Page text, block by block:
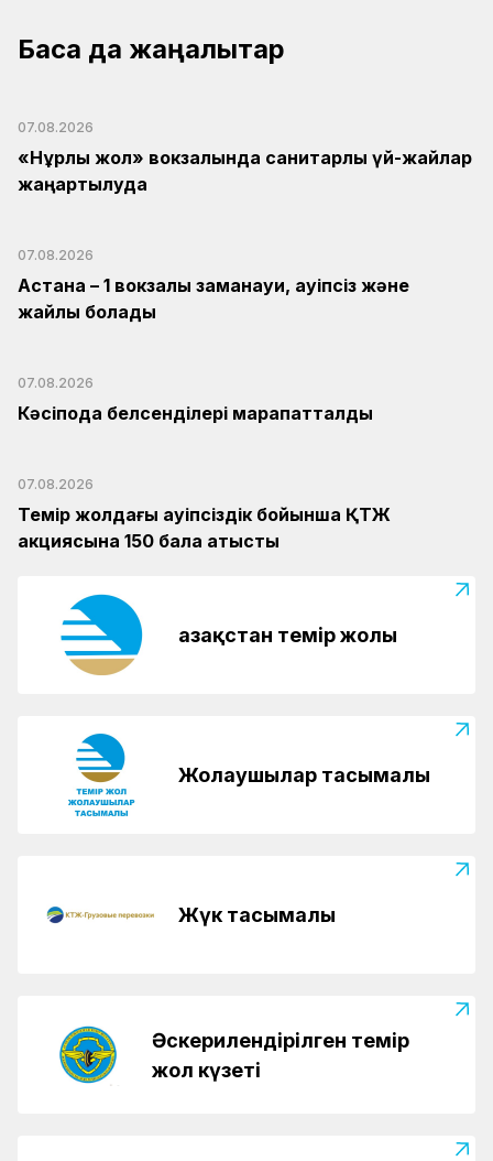
Басқа да жаңалықтар
07.08.2026
«Нұрлы жол» вокзалында санитарлық үй-жайлар
жаңартылуда
07.08.2026
Астана – 1 вокзалы заманауи, қауіпсіз және
жайлы болады
07.08.2026
Кәсіподақ белсенділері марапатталды
07.08.2026
Темір жолдағы қауіпсіздік бойынша ҚТЖ
акциясына 150 бала қатысты
Қазақстан темір жолы
Жолаушылар тасымалы
Жүк тасымалы
Әскерилендірілген темір
жол күзеті